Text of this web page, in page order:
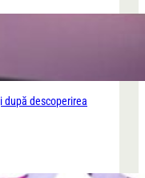
după descoperirea